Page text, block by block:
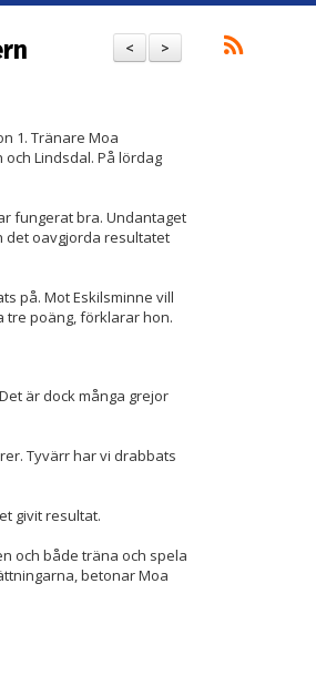
>
<
1. Tränare Moa
Lindsdal. På lördag
fungerat bra. Undantaget
det oavgjorda resultatet
på. Mot Eskilsminne vill
tre poäng, förklarar hon.
är dock många grejor
Tyvärr har vi drabbats
givit resultat.
och både träna och spela
betonar Moa